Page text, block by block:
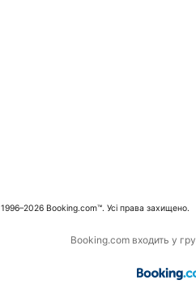
Booking.com™. Усі права захищено.
Booking.com входить у